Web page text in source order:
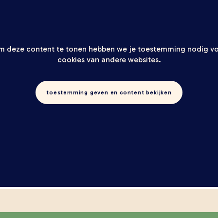
deze content te tonen hebben we je toestemming nodig
cookies van andere websites.
toestemming geven en content bekijken